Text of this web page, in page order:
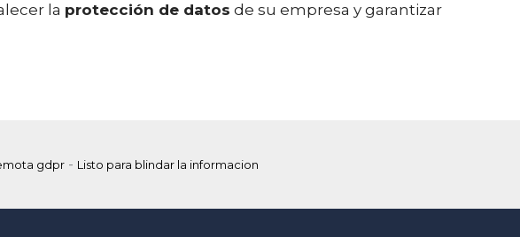
la protección de datos de su empresa y garantizar
gdpr - Listo para blindar la informacion